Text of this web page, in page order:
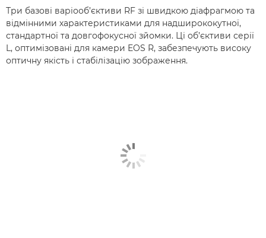
Три базові варіооб’єктиви RF зі швидкою діафрагмою та
відмінними характеристиками для надширококутної,
стандартної та довгофокусної зйомки. Ці об’єктиви серії
L, оптимізовані для камери EOS R, забезпечують високу
оптичну якість і стабілізацію зображення.